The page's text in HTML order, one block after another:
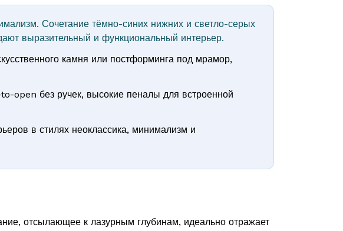
Сочетание тёмно-синих нижних и светло-серых
выразительный и функциональный интерьер.
камня или постформинга под мрамор,
open без ручек, высокие пеналы для встроенной
в стилях неоклассика, минимализм и
отсылающее к лазурным глубинам, идеально отражает